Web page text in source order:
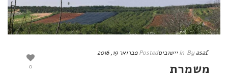
0
Byasaf
In יישוביםPosted פברואר 19, 2016
משמרת